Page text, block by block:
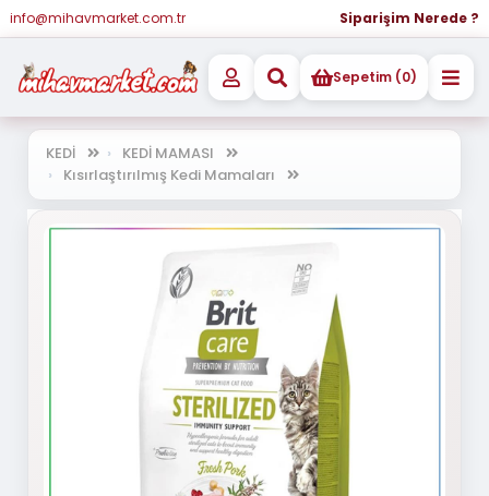
info@mihavmarket.com.tr Siparişim Nerede ?
Sepetim (0)
KEDİ
KEDİ MAMASI
Kısırlaştırılmış Kedi Mamaları